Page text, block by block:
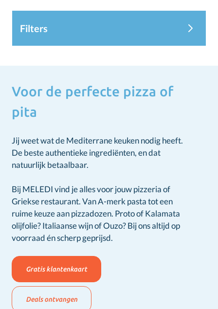
Filters
Voor de perfecte pizza of
pita
Jij weet wat de Mediterrane keuken nodig heeft.
De beste authentieke ingrediënten, en dat
natuurlijk betaalbaar.
Bij MELEDI vind je alles voor jouw pizzeria of
Griekse restaurant. Van A-merk pasta tot een
ruime keuze aan pizzadozen. Proto of Kalamata
olijfolie? Italiaanse wijn of Ouzo? Bij ons altijd op
voorraad én scherp geprijsd.
Gratis klantenkaart
Deals ontvangen